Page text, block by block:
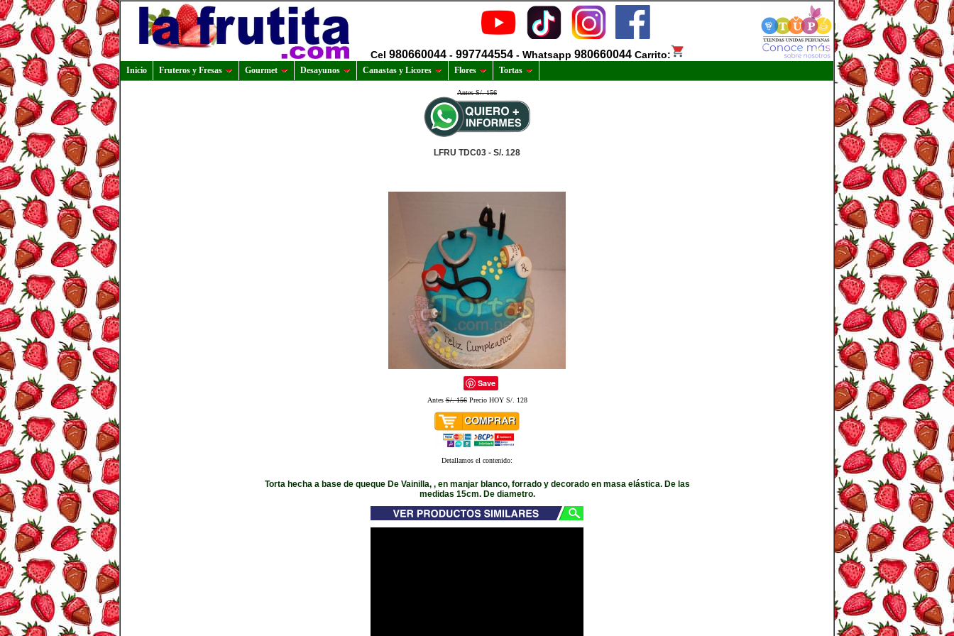
Cel 980660044 - 997744554 - Whatsapp 980660044 Carrito:
Inicio Fruteros y Fresas Gourmet Desayunos Canastas y Licores Flores Tortas
Antes S/. 156
LFRU TDC03 - S/. 128
Save
AntesS/. 156Precio HOY S/. 128
Detallamos el contenido:
Torta hecha a base de queque De Vainilla, , en manjar blanco, forrado y decorado en masa elástica. De las
medidas 15cm. De diametro.